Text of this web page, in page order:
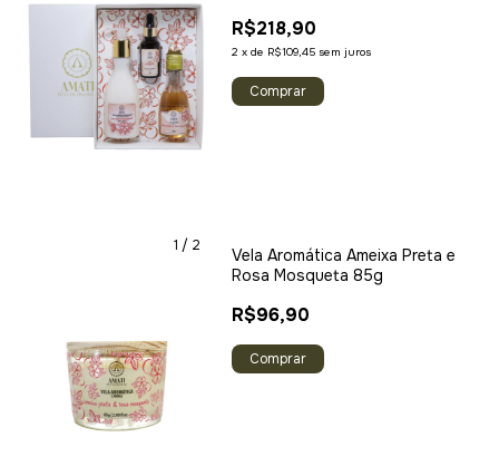
R$218,90
2 x de R$109,45 sem juros
1 / 2
Vela Aromática Ameixa Preta e
Rosa Mosqueta 85g
R$96,90